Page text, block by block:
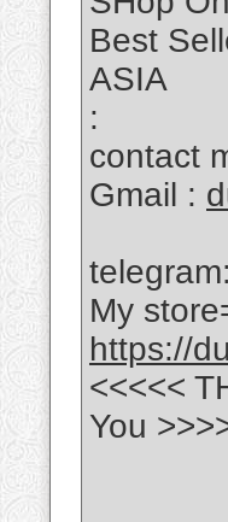
Best
ASIA
:
contact
Gmail :
My
https://
<<<<<
You